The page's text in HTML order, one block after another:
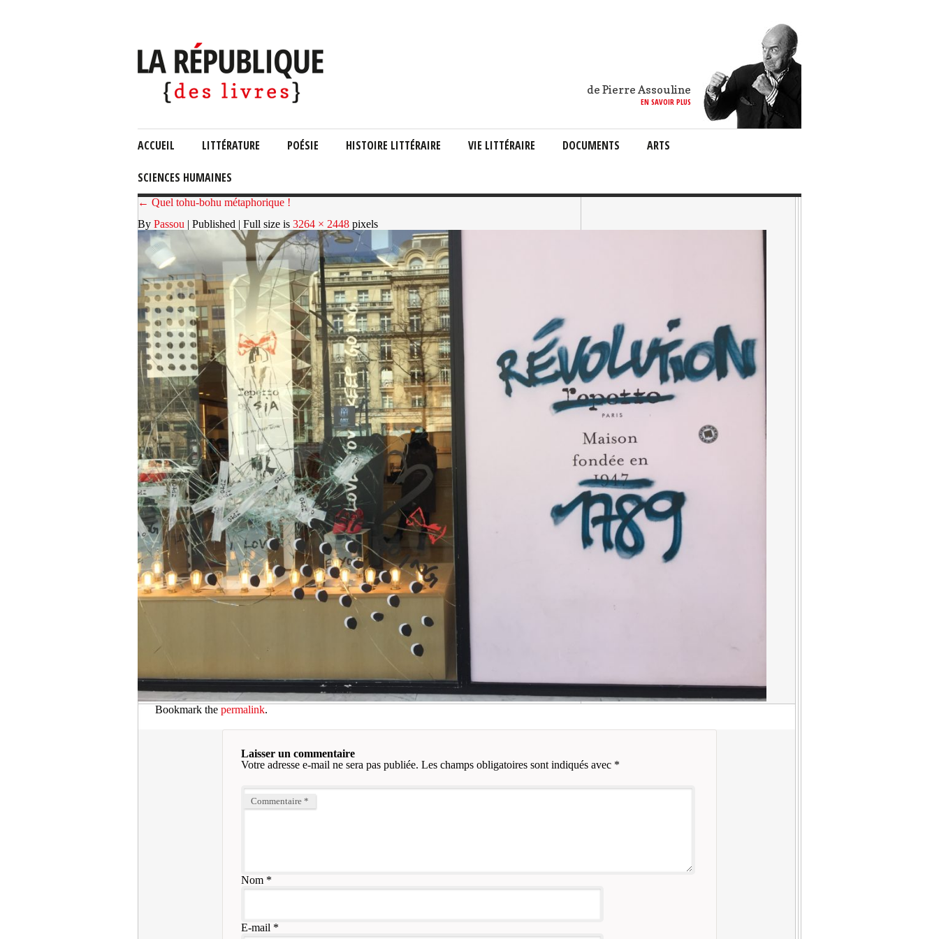
de Pierre Assouline
EN SAVOIR PLUS
ACCUEIL LITTÉRATURE POÉSIE HISTOIRE LITTÉRAIRE VIE LITTÉRAIRE DOCUMENTS ARTS
SCIENCES HUMAINES
← Quel tohu-bohu métaphorique !
By Passou | Published | Full size is 3264 × 2448 pixels
Bookmark the permalink.
Laisser un commentaire
Votre adresse e-mail ne sera pas publiée. Les champs obligatoires sont indiqués avec *
Commentaire *
Nom*
E-mail *